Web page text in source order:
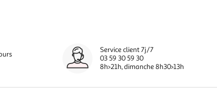
Service client 7j/7
03 59 30 59 30
8h>21h, dimanche 8h30>13h